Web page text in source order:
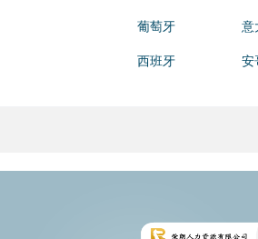
葡萄牙 意
西班牙 安